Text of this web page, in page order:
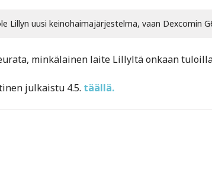
Lillyn uusi keinohaimajärjestelmä, vaan Dexcomin
minkälainen laite Lillyltä onkaan
julkaistu 4.5. täällä.